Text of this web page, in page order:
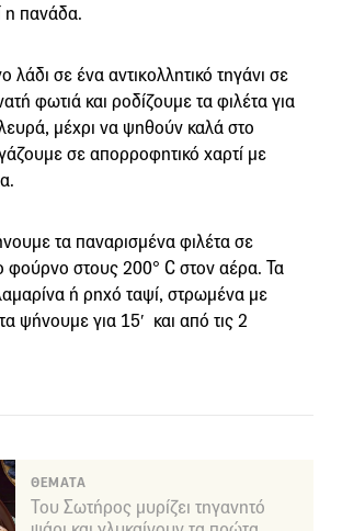
η πανάδα.
λάδι σε ένα αντικολλητικό τηγάνι σε
φωτιά και ροδίζουμε τα φιλέτα για
μέχρι να ψηθούν καλά στο
σε απορροφητικό χαρτί με
τα παναρισμένα φιλέτα σε
στους 200° C στον αέρα. Τα
ή ρηχό ταψί, στρωμένα με
ψήνουμε για 15′ και από τις 2
ΘΕΜΑΤΑ
Του Σωτήρος μυρίζει τηγανητό